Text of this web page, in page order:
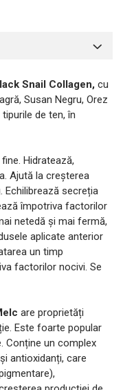
Snail Collagen, cu
Susan Negru, Orez
de ten, în
Hidratează,
Ajută la creșterea
secreția
împotriva factorilor
netedă și mai fermă,
aplicate anterior
un timp
factorilor nocivi. Se
are proprietăți
Este foarte popular
Conține un complex
antioxidanți, care